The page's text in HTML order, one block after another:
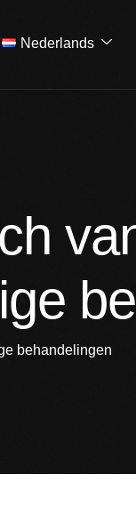
Nederlands
behandelingen